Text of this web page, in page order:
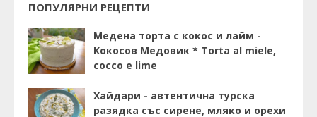
ПОПУЛЯРНИ РЕЦЕПТИ
Медена торта с кокос и лайм -
Кокосов Медовик * Torta al miele,
cocco e lime
Хайдари - автентична турска
разядка със сирене, мляко и орехи